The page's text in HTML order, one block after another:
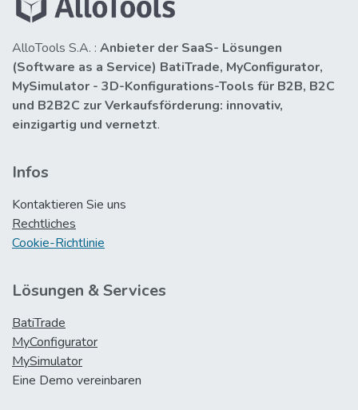
AlloTools S.A. : Anbieter der SaaS- Lösungen
(Software as a Service) BatiTrade, MyConfigurator,
MySimulator - 3D-Konfigurations-Tools für B2B, B2C
und B2B2C zur Verkaufsförderung: innovativ,
einzigartig und vernetzt.
Infos
Kontaktieren Sie uns
Rechtliches
Cookie-Richtlinie
Lösungen & Services
BatiTrade
MyConfigurator
MySimulator
Eine Demo vereinbaren